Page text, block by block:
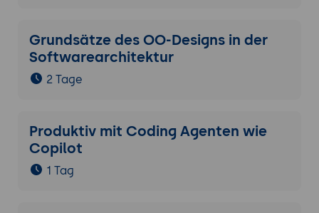
Grundsätze des OO-Designs in der
Softwarearchitektur
2 Tage
Produktiv mit Coding Agenten wie
Copilot
1 Tag